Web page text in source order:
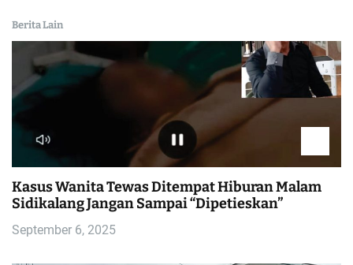
Berita Lain
Kasus Wanita Tewas Ditempat Hiburan Malam
Sidikalang Jangan Sampai “Dipetieskan”
September 6, 2025